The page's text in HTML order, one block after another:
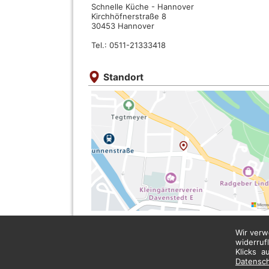
Schnelle Küche - Hannover
Kirchhöfnerstraße 8
30453 Hannover
Tel.: 0511-21333418
Standort
Wir
Klicks